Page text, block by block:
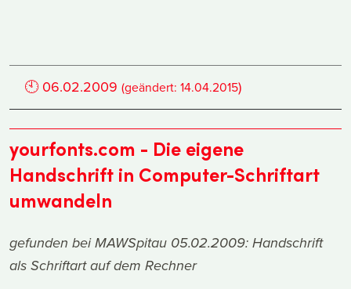
🕙 06.02.2009 (geändert:14.04.2015)
yourfonts.com - Die eigene
Handschrift in Computer-Schriftart
umwandeln
gefunden beiMAWSpitau 05.02.2009: Handschrift
als Schriftart auf dem Rechner